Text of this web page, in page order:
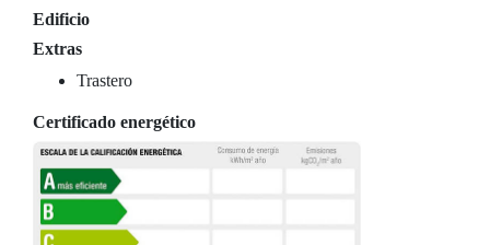
Edificio
Extras
Trastero
Certificado energético